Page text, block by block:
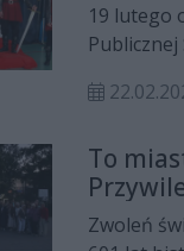
19 lutego
Publicznej
To
Zwoleń